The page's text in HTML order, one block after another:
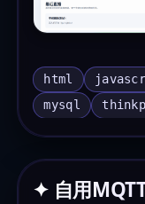
html
mysql
✦ 自用